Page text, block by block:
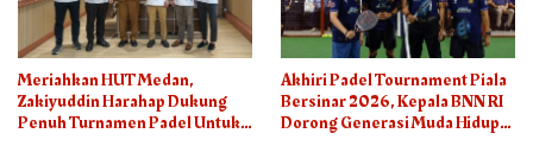
Meriahkan HUT Medan,
Zakiyuddin Harahap Dukung
Penuh Turnamen Padel Untuk
Akhiri Padel Tournament Piala
Bersinar 2026, Kepala BNN RI
Dorong Generasi Muda Hidup